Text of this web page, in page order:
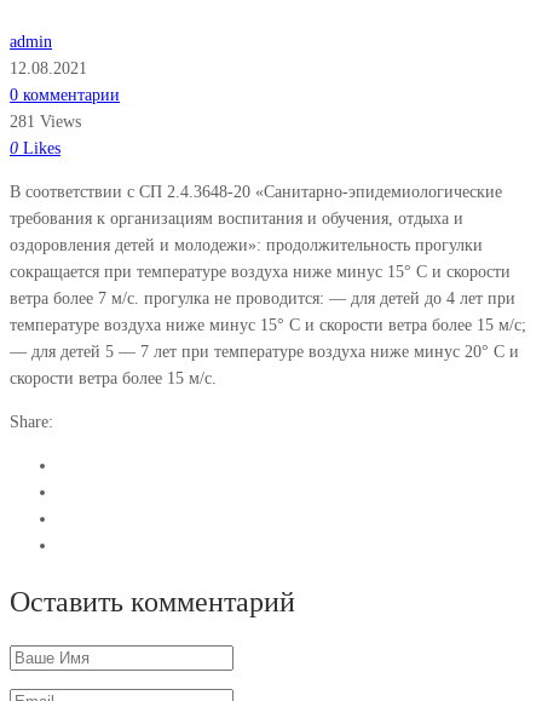
admin
12.08.2021
0 комментарии
281 Views
0 Likes
В соответствии с СП 2.4.3648-20 «Санитарно-эпидемиологические
требования к организациям воспитания и обучения, отдыха и
оздоровления детей и молодежи»: продолжительность прогулки
сокращается при температуре воздуха ниже минус 15° С и скорости
ветра более 7 м/с. прогулка не проводится: — для детей до 4 лет при
температуре воздуха ниже минус 15° С и скорости ветра более 15 м/с;
— для детей 5 — 7 лет при температуре воздуха ниже минус 20° С и
скорости ветра более 15 м/с.
Share:
Оставить комментарий